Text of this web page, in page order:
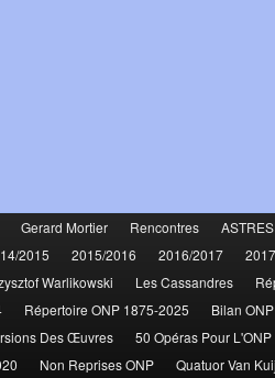
Gerard Mortier Rencontres ASTRES
2015 2015/2016 2016/2017
Warlikowski Les Cassandres
Répertoire ONP 1875-2025 Bilan
Des Œuvres 50 Opéras Pour L'ONP
Non Reprises ONP Quatuor Van